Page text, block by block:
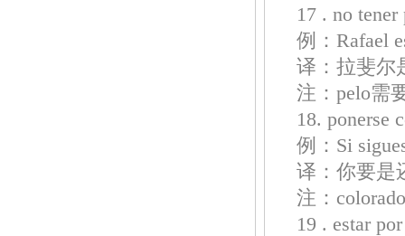
17 . no
例：Rafael
译：拉斐尔
注：pelo需
18. ponerse
例：Si
译：你要是
注：
19 . estar